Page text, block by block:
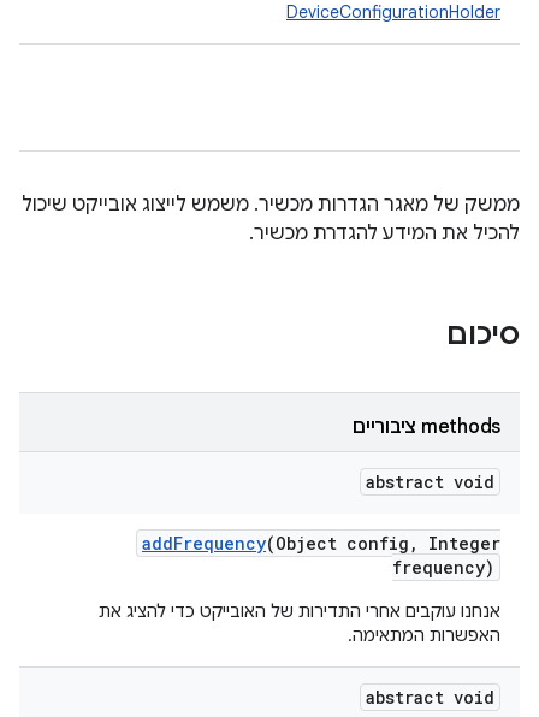
DeviceConfigurationHolder
ממשק של מאגר הגדרות מכשיר. משמש לייצוג אובייקט שיכול
להכיל את המידע להגדרת מכשיר.
סיכום
‫methods ציבוריים
abstract void
addFrequency(Object config ,
Integer
frequency)
אנחנו עוקבים אחרי התדירות של האובייקט כדי להציג את
האפשרות המתאימה.
abstract void